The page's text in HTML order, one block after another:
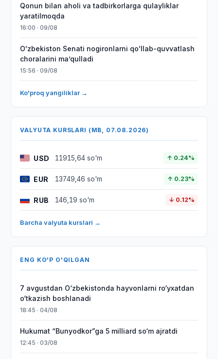
Qonun bilan aholi va tadbirkorlarga qulayliklar
yaratilmoqda
16:00 · 09/08
Oʻzbekiston Senati nogironlarni qoʻllab-quvvatlash
choralarini maʼqulladi
15:56 · 09/08
Ko'proq yangiliklar →
VALYUTA KURSLARI (MB, 07.08.2026)
USD 11915,64 so'm ↑ 0.24%
EUR 13749,46 so'm ↑ 0.23%
RUB 146,19 so'm ↓ 0.12%
Barcha valyuta kurslari →
ENG KO'P O'QILGAN
7 avgustdan O‘zbekistonda hayvonlarni ro‘yxatdan
o‘tkazish boshlanadi
18:45 · 04/08
Hukumat “Bunyodkor”ga 5 milliard so‘m ajratdi
12:45 · 03/08